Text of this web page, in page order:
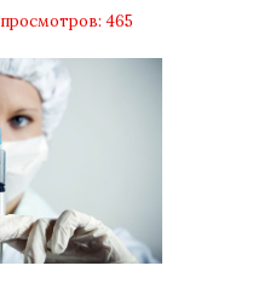
просмотров: 465